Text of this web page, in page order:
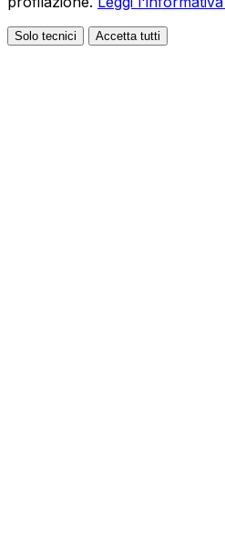
Solo tecnici Accetta tutti